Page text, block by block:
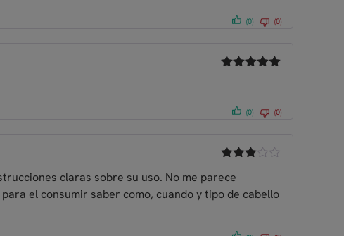
(0) (0)
(0) (0)
o con
3 de 5
claras sobre su uso. No me parece
el consumir saber como, cuando y tipo de cabello